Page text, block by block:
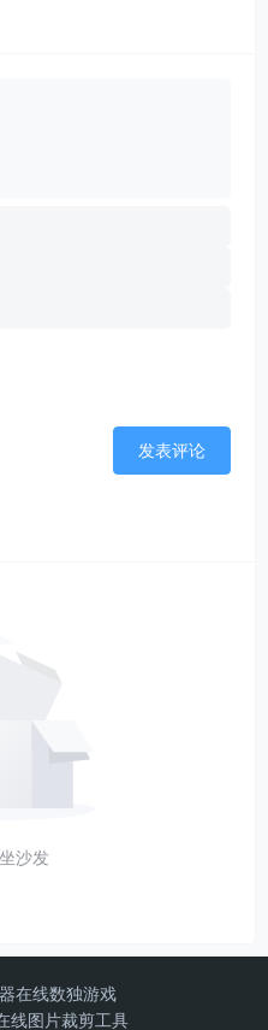
发表评论
沙发
在线数独游戏
线图片裁剪工具